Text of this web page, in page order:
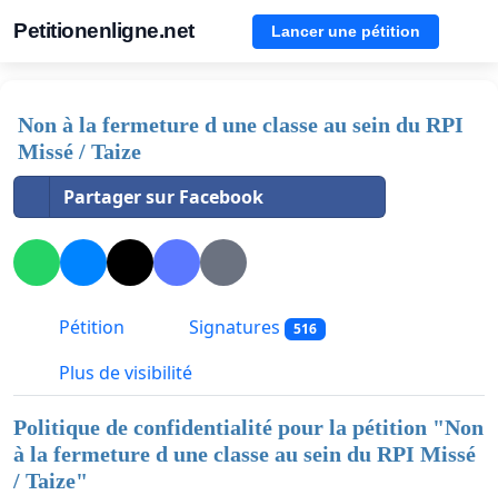
Petitionenligne.net Lancer une pétition
Non à la fermeture d une classe au sein du RPI
Missé / Taize
Partager sur Facebook
Pétition Signatures 516
Plus de visibilité
Politique de confidentialité pour la pétition "Non
à la fermeture d une classe au sein du RPI Missé
/ Taize"